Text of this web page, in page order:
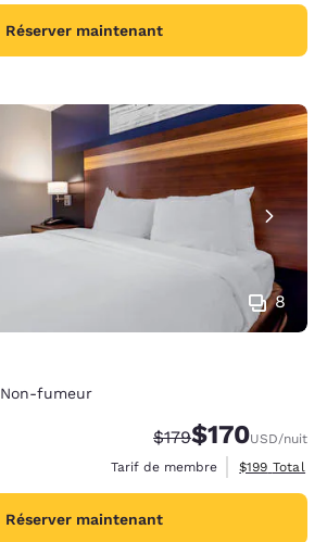
Réserver maintenant
8
Non-fumeur
Tarif barré :
$179Tarif réduit :
$170USD/nuit
Tarif de membre
Afficher les
$199 Total
Réserver maintenant